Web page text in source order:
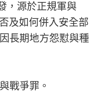
，源於正規軍與
及如何併入安全部
長期地方怨懟與種
戰爭罪。